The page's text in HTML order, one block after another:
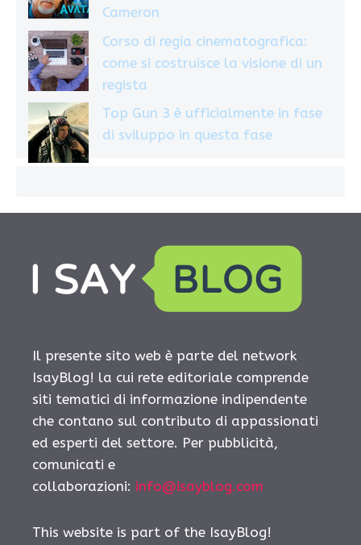
Cameron
Corso di regia cinematografica:
come si costruisce la visione di un
regista
Top Gun 3 è ufficialmente in fase
di sviluppo in questa fase
Il presente sito web è parte del network
IsayBlog! la cui rete editoriale comprende
siti tematici di informazione indipendente
che contano sul contributo di appassionati
ed esperti del settore. Per pubblicità,
comunicati e
collaborazioni: info@isayblog.com
This website is part of the IsayBlog!